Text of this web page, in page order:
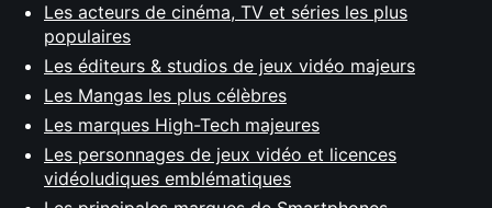
Les acteurs de cinéma, TV et séries les plus
populaires
Les éditeurs & studios de jeux vidéo majeurs
Les Mangas les plus célèbres
Les marques High-Tech majeures
Les personnages de jeux vidéo et licences
vidéoludiques emblématiques